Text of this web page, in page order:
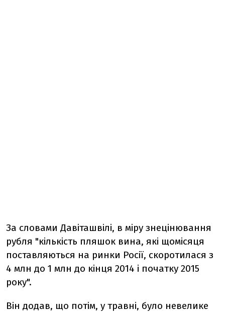
За словами Давіташвілі, в міру знецінювання
рубля "кількість пляшок вина, які щомісяця
поставляються на ринки Росії, скоротилася з
4 млн до 1 млн до кінця 2014 і початку 2015
року".
Він додав, що потім, у травні, було невелике